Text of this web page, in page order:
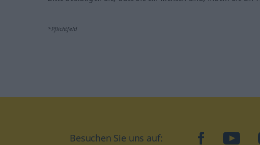
*Pflichtfeld
Besuchen Sie uns auf: facebook